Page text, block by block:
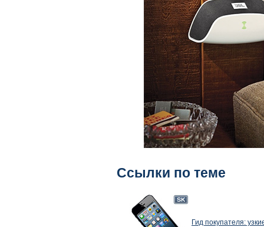
Ссылки по теме
Гид покупателя: